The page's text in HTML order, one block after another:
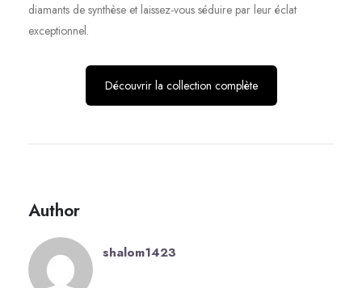
diamants de synthèse et laissez-vous séduire par leur éclat
exceptionnel.
Découvrir la collection complète
Author
shalom1423